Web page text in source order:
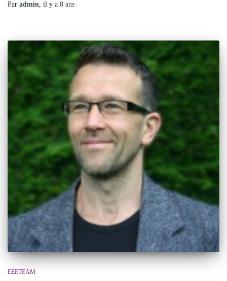
Par admin, il y a 8 ans
EEETEAM